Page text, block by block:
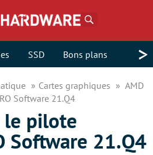
SSD Bons plans >
Cartes graphiques
AMD
Software 21.Q4
le pilote
Software 21.Q4